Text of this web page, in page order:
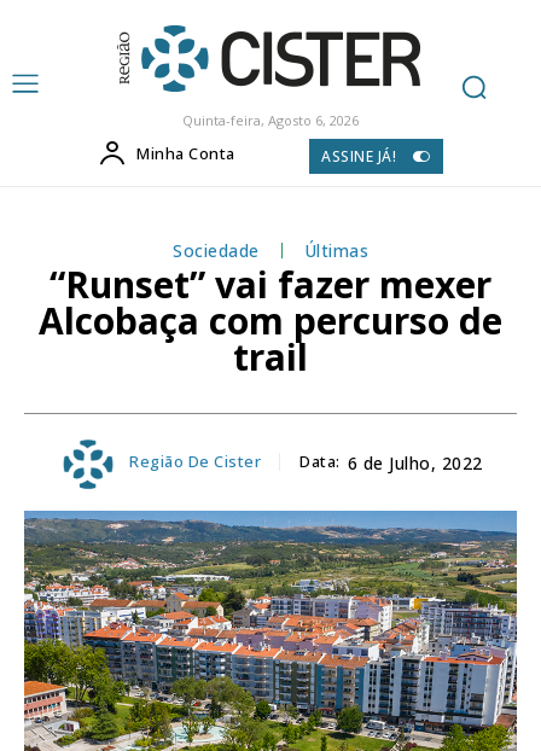
Quinta-feira, Agosto 6, 2026
Minha Conta ASSINE JÁ!
Sociedade Últimas
“Runset” vai fazer mexer
Alcobaça com percurso de
trail
Região De Cister Data: 6 de Julho, 2022